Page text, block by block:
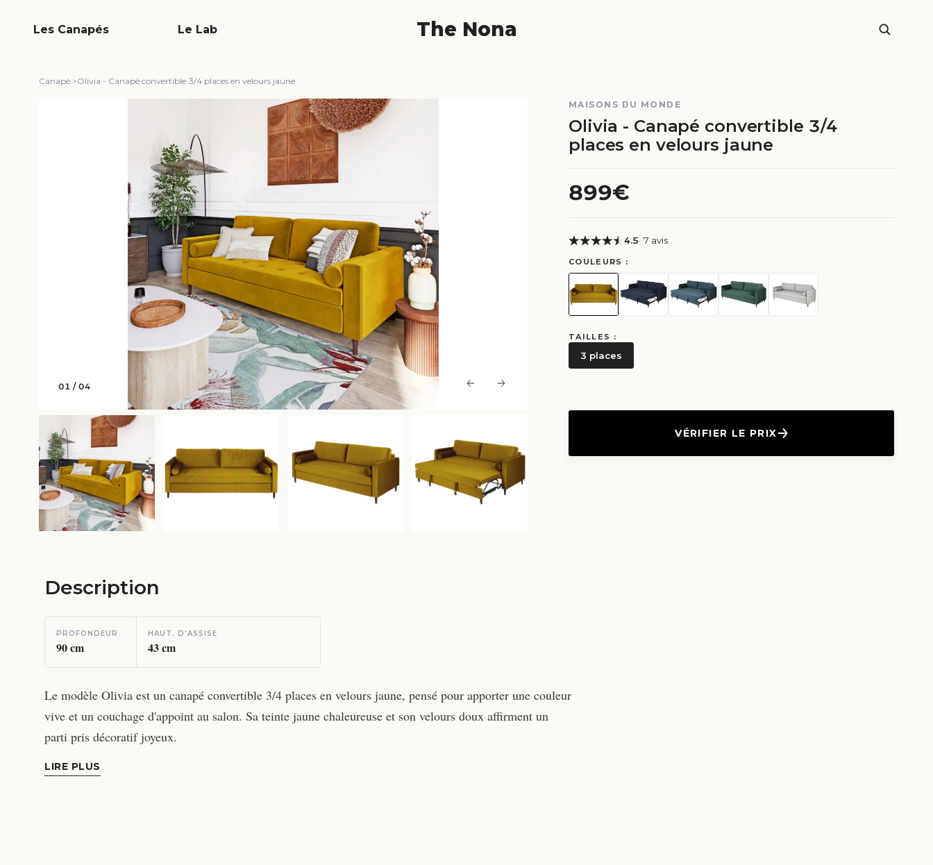
The Nona
Les Canapés Le Lab
Canapé >Olivia - Canapé convertible 3/4 places en velours jaune
01 /04
MAISONS DU MONDE
Olivia - Canapé convertible 3/4
places en velours jaune
899€
4.5· 7 avis
COULEURS :
TAILLES :
3 places
VÉRIFIER LE PRIX
Description
PROFONDEUR
90cm
HAUT. D'ASSISE
43cm
Le modèle Olivia est un canapé convertible 3/4 places en velours jaune, pensé pour apporter une couleur
vive et un couchage d'appoint au salon. Sa teinte jaune chaleureuse et son velours doux affirment un
parti pris décoratif joyeux.
LIRE PLUS